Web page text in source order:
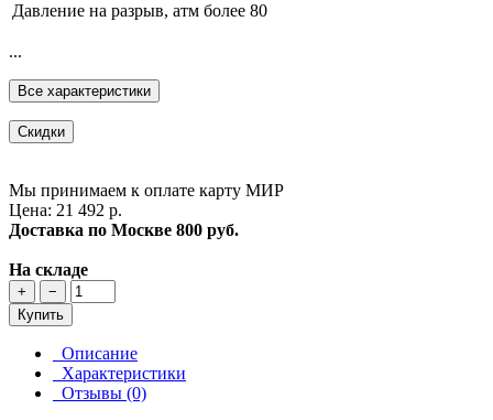
Давление на разрыв, атм более 80
...
Все характеристики
Скидки
Мы принимаем к оплате карту МИР
Цена: 21 492 р.
Доставка по Москве 800 руб.
На складе
+
−
Купить
Описание
Характеристики
Отзывы (0)